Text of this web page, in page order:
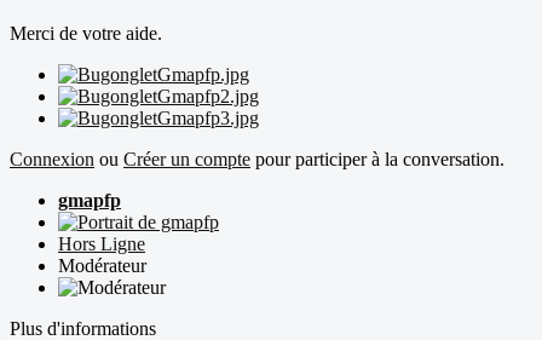
Merci de votre aide.
Connexion ou Créer un compte pour participer à la conversation.
gmapfp
Hors Ligne
Modérateur
Plus d'informations